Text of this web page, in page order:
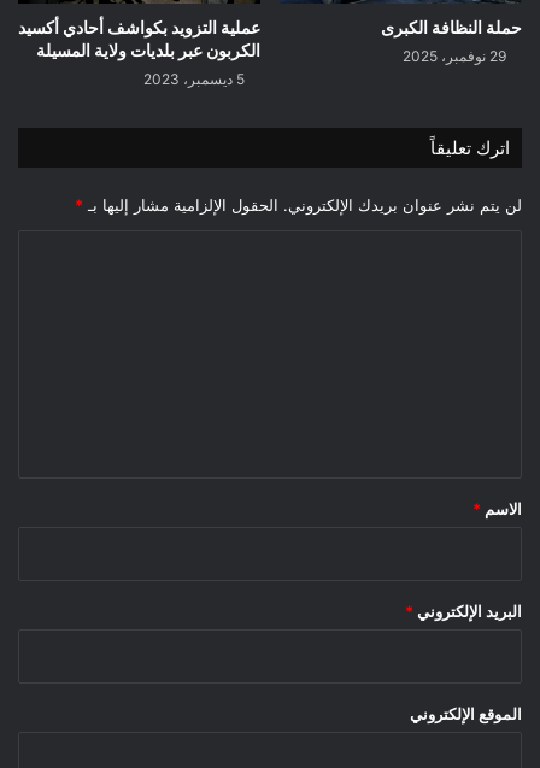
حملة النظافة الكبرى
29 نوفمبر، 2025
عملية التزويد بكواشف أحادي أكسيد
الكربون عبر بلديات ولاية المسيلة
5 ديسمبر، 2023
اترك تعليقاً
لن يتم نشر عنوان بريدك الإلكتروني. الحقول الإلزامية مشار إليها بـ *
*
الاسم *
البريد الإلكتروني *
الموقع الإلكتروني